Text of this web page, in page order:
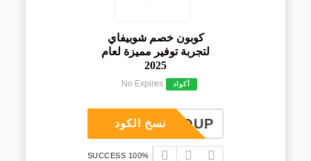
كوبون خصم شوبيفاي
لتجربة توفير مميزة لعام
2025
أكواد No Expires
COUP نسخ الكود
100% SUCCESS